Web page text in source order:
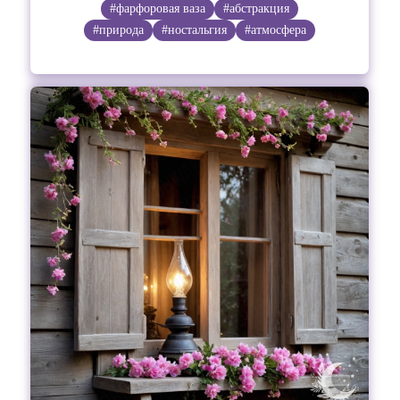
#фарфоровая ваза
#абстракция
#природа
#ностальгия #атмосфера